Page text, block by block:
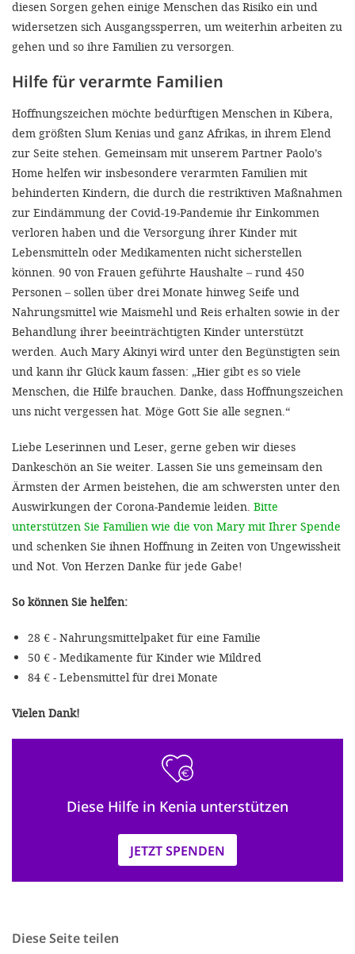
diesen Sorgen gehen einige Menschen das Risiko ein und
widersetzen sich Ausgangssperren, um weiterhin arbeiten zu
gehen und so ihre Familien zu versorgen.
Hilfe für verarmte Familien
Hoffnungszeichen möchte bedürftigen Menschen in Kibera,
dem größten Slum Kenias und ganz Afrikas, in ihrem Elend
zur Seite stehen. Gemeinsam mit unserem Partner Paolo’s
Home helfen wir insbesondere verarmten Familien mit
behinderten Kindern, die durch die restriktiven Maßnahmen
zur Eindämmung der Covid-19-Pandemie ihr Einkommen
verloren haben und die Versorgung ihrer Kinder mit
Lebensmitteln oder Medikamenten nicht sicherstellen
können. 90 von Frauen geführte Haushalte – rund 450
Personen – sollen über drei Monate hinweg Seife und
Nahrungsmittel wie Maismehl und Reis erhalten sowie in der
Behandlung ihrer beeinträchtigten Kinder unterstützt
werden. Auch Mary Akinyi wird unter den Begünstigten sein
und kann ihr Glück kaum fassen: „Hier gibt es so viele
Menschen, die Hilfe brauchen. Danke, dass Hoffnungszeichen
uns nicht vergessen hat. Möge Gott Sie alle segnen.“
Liebe Leserinnen und Leser, gerne geben wir dieses
Dankeschön an Sie weiter. Lassen Sie uns gemeinsam den
Ärmsten der Armen beistehen, die am schwersten unter den
Auswirkungen der Corona-Pandemie leiden. Bitte
unterstützen Sie Familien wie die von Mary mit Ihrer Spende
und schenken Sie ihnen Hoffnung in Zeiten von Ungewissheit
und Not. Von Herzen Danke für jede Gabe!
So können Sie helfen:
28 € - Nahrungsmittelpaket für eine Familie
50 € - Medikamente für Kinder wie Mildred
84 € - Lebensmittel für drei Monate
Vielen Dank!
Diese Hilfe in Kenia unterstützen
JETZT SPENDEN
Diese Seite teilen